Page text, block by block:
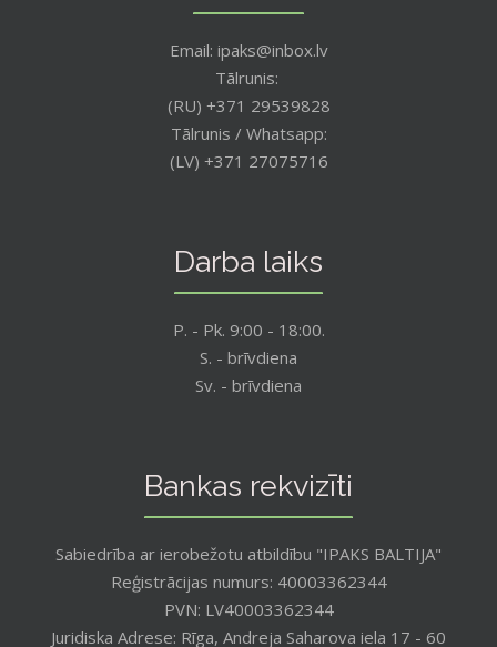
Email: ipaks@inbox.lv
Tālrunis:
(RU) +371 29539828
Tālrunis / Whatsapp:
(LV) +371 27075716
Darba laiks
P. - Pk. 9:00 - 18:00.
S. - brīvdiena
Sv. - brīvdiena
Bankas rekvizīti
Sabiedrība ar ierobežotu atbildību "IPAKS BALTIJA"
Reģistrācijas numurs: 40003362344
PVN: LV40003362344
Juridiska Adrese: Rīga, Andreja Saharova iela 17 - 60